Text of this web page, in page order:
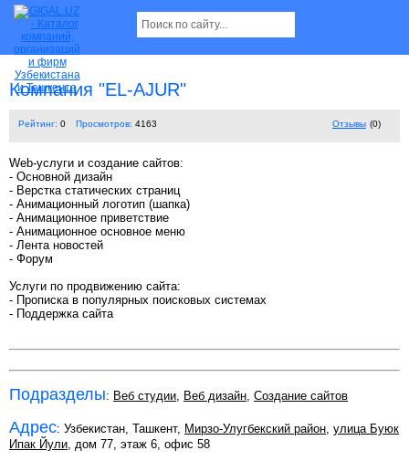
Компания "EL-AJUR"
Рейтинг: 0 Просмотров: 4163 Отзывы (0)
Web-услуги и создание сайтов:
- Основной дизайн
- Верстка статических страниц
- Анимационный логотип (шапка)
- Анимационное приветствие
- Анимационное основное меню
- Лента новостей
- Форум
Услуги по продвижению сайта:
- Прописка в популярных поисковых системах
- Поддержка сайта
Подразделы: Веб студии, Веб дизайн, Создание сайтов
Адрес: Узбекистан, Ташкент, Мирзо-Улугбекский район, улица Буюк
Ипак Йули, дом 77, этаж 6, офис 58